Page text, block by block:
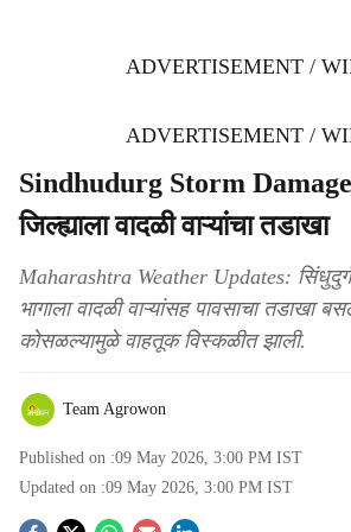
ADVERTISEMENT /
ADVERTISEMENT /
Sindhudurg Storm
जिल्ह्याला वादळी वाऱ्यांचा तडाखा
Maharashtra Weather Updates: सिंधुदुर्ग
भागाला वादळी वाऱ्यांसह पावसाचा तडाखा
कोसळल्यामुळे वाहतूक विस्कळीत झाली.
Team Agrowon
Published on :09 May 2026, 3:00 PM IST
Updated on :09 May 2026, 3:00 PM IST